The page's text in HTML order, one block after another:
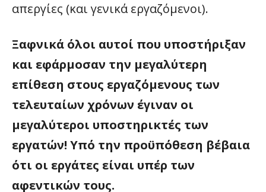
απεργίες (και γενικά εργαζόμενοι).
Ξαφνικά όλοι αυτοί που υποστήριξαν
και εφάρμοσαν την μεγαλύτερη
επίθεση στους εργαζόμενους των
τελευταίων χρόνων έγιναν οι
μεγαλύτεροι υποστηρικτές των
εργατών! Υπό την προϋπόθεση βέβαια
ότι οι εργάτες είναι υπέρ των
αφεντικών τους.